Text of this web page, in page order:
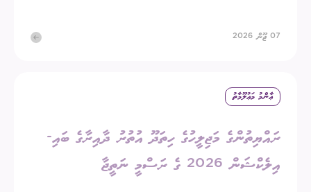
07 ޖޫން 2026
ޢާންމު މަޢުލޫމާތު
ރައްޔިތުންގެ މަޖިލީހުގެ ހިތަދޫ އުތުރު ދާއިރާގެ ބައި-
އިލެކްޝަން 2026 ގެ ރަސްމީ ނަތީޖާ